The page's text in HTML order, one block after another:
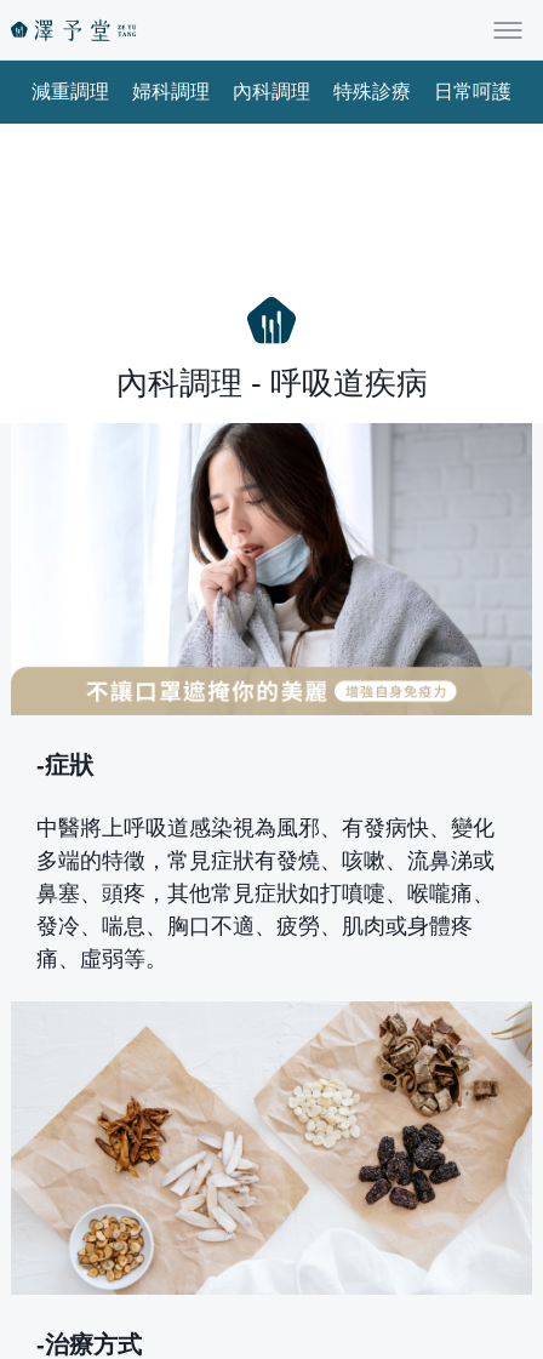
減重調理 婦科調理 內科調理 特殊診療 日常呵護
內科調理 - 呼吸道疾病
-症狀
中醫將上呼吸道感染視為風邪、有發病快、變化
多端的特徵，常見症狀有發燒、咳嗽、流鼻涕或
鼻塞、頭疼，其他常見症狀如打噴嚏、喉嚨痛、
發冷、喘息、胸口不適、疲勞、肌肉或身體疼
痛、虛弱等。
-治療方式